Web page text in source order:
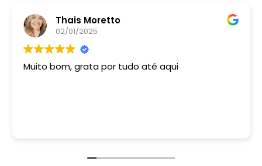
Thais Moretto
02/01/2025
Muito bom, grata por tudo até aqui